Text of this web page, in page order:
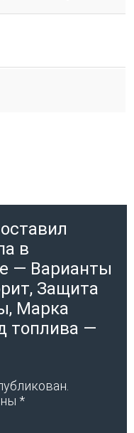
в
— Варианты
Защита
Марка
топлива —
*